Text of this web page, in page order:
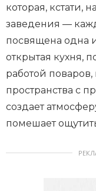
которая, кстати,
заведения —
посвящена одна
открытая кухня,
работой
пространства с
создает
помешает